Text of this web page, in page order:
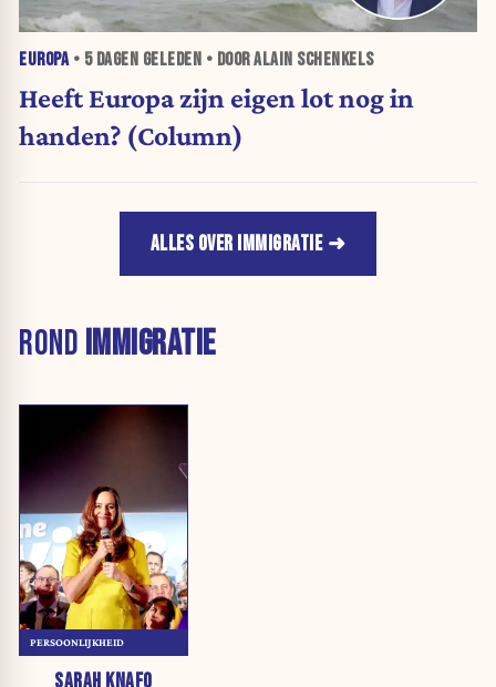
EUROPA• 5 DAGEN GELEDEN • DOOR ALAIN SCHENKELS
Heeft Europa zijn eigen lot nog in
handen? (Column)
ALLES OVER IMMIGRATIE
ROND IMMIGRATIE
SARAH KNAFO
PERSOONLIJKHEID